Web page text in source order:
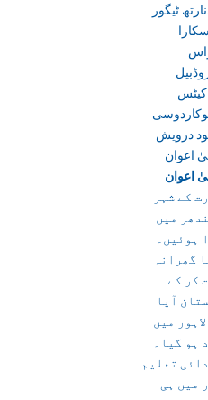
ٹیگور
درویش
اعوان
اعوان
کے شہر
میں
ہوئیں۔
گھرانہ
کر کے
آیا
میں
ہو گیا۔
تعلیم
میں ہی